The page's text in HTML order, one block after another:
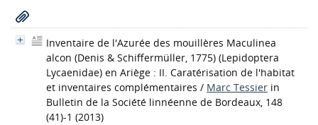
Inventaire de l'Azurée des mouillères Maculinea
alcon (Denis & Schiffermüller, 1775) (Lepidoptera
Lycaenidae) en Ariège : II. Caratérisation de l'habitat
et inventaires complémentaires / Marc Tessier in
Bulletin de la Société linnéenne de Bordeaux, 148
(41)-1 (2013)